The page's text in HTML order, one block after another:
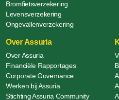
Bromfietsverzekering
Levensverzekering
Ongevallenverzekering
Over Assuria
Over Assuria
Financiële Rapportages
Corporate Governance
Werken bij Assuria
Stichting Assuria Community